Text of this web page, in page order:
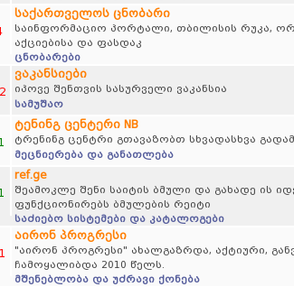
საქართველოს ცნობარი
საინფორმაციო პორტალი, თბილისის რუკა,
აქციებისა და ფასდაკ
ცნობარები
ვაკანსიები
იპოვე შენთვის სასურველი ვაკანსია
სამუშაო
ტენინგ ცენტერი NB
ტრენინგ ცენტრი გთავაზობთ სხვადასხვა
მეცნიერება და განათლება
ref.ge
შეამოკლე შენი საიტის ბმული და გახადე ის
ფუნქციონირებს ბმულების რეიტი
საძიებო სისტემები და კატალოგები
აირონ პროგრესი
"აირონ პროგრესი" ახალგაზრდა, აქტიური,
ჩამოყალიბდა 2010 წელს.
მშენებლობა და უძრავი ქონება